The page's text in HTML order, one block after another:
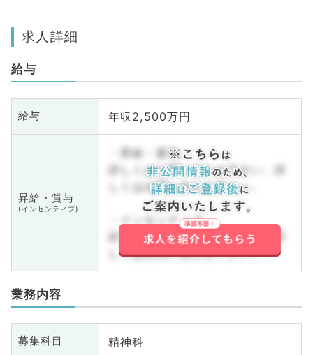
求人詳細
給与
給与 年収2,500万円
昇給・賞与
(インセンティブ)
・昇給・賞与
詳しくはお問い合わせ下さい。詳
しくはお問い合わせ下さい。
・インセンティブ
詳しくはお問い合わせ下さい。詳
しくはお問い合わせ下さい。
業務内容
募集科目 精神科